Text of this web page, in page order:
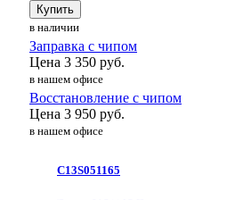
Купить
в наличии
Заправка с чипом
Цена 3 350 руб.
в нашем офисе
Восстановление с чипом
Цена 3 950 руб.
в нашем офисе
C13S051165